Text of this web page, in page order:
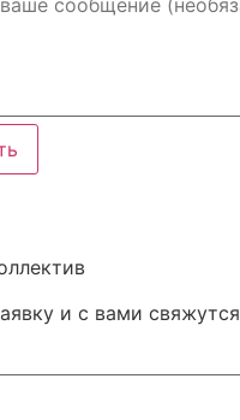
и с вами свяжутся